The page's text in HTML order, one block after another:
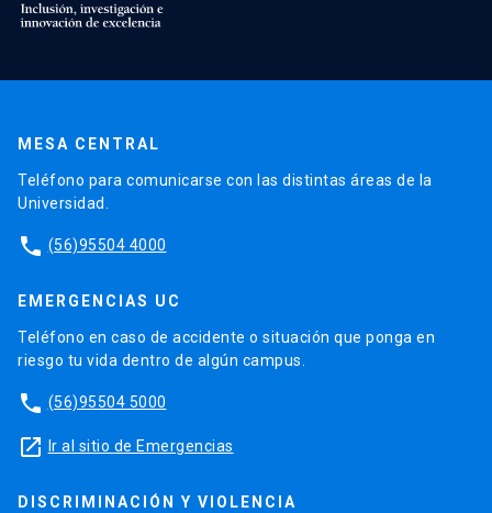
MESA CENTRAL
Teléfono para comunicarse con las distintas áreas de la
Universidad.
phone (56)95504 4000
EMERGENCIAS UC
Teléfono en caso de accidente o situación que ponga en
riesgo tu vida dentro de algún campus.
phone (56)95504 5000
launch Ir al sitio de Emergencias
DISCRIMINACIÓN Y VIOLENCIA